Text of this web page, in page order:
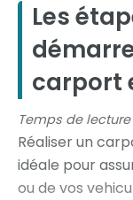
Les
carport
Temps de
Réaliser un
idéale pour
ou de vos